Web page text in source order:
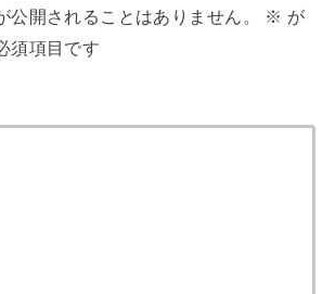
公開されることはありません。 ※ が
須項目です